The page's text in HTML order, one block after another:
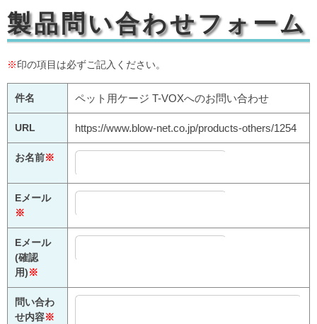
製品問い合わせフォーム
※印の項目は必ずご記入ください。
件名 ペット用ケージ T-VOXへのお問い合わせ
URL https://www.blow-net.co.jp/products-others/1254
お名前※
Eメール
※
Eメール
(確認
用)※
問い合わ
せ内容※